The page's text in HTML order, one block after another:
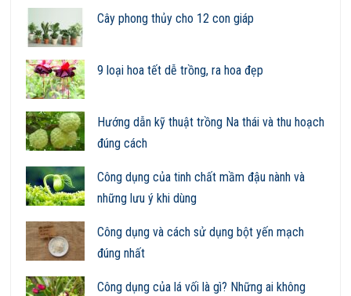
Cây phong thủy cho 12 con giáp
9 loại hoa tết dễ trồng, ra hoa đẹp
Hướng dẫn kỹ thuật trồng Na thái và thu hoạch
đúng cách
Công dụng của tinh chất mầm đậu nành và
những lưu ý khi dùng
Công dụng và cách sử dụng bột yến mạch
đúng nhất
Công dụng của lá vối là gì? Những ai không